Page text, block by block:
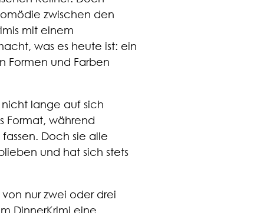
zwischen den
mit einem
was es heute ist: ein
Formen und Farben
lange auf sich
Format, während
Doch sie alle
und hat sich stets
nur zwei oder drei
DinnerKrimi eine